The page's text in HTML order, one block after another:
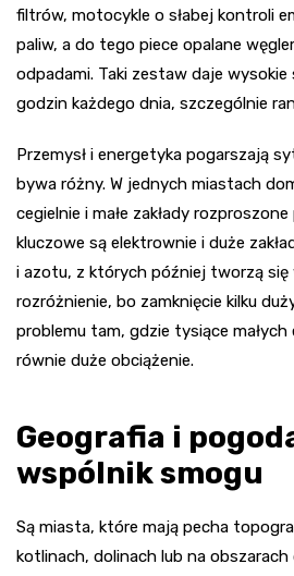
filtrów, motocykle o słabej kontroli
paliw, a do tego piece opalane
odpadami. Taki zestaw daje wysokie
godzin każdego dnia, szczególnie
Przemysł i energetyka pogarszają
bywa różny. W jednych miastach
cegielnie i małe zakłady
kluczowe są elektrownie i duże
i azotu, z których później tworzą się
rozróżnienie, bo zamknięcie kilku
problemu tam, gdzie tysiące
równie duże obciążenie.
Geografia i
wspólnik smogu
Są miasta, które mają pecha
kotlinach, dolinach lub na obszarach